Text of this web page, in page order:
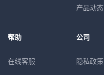
产品动态
帮助
在线客服
公司
隐私政策